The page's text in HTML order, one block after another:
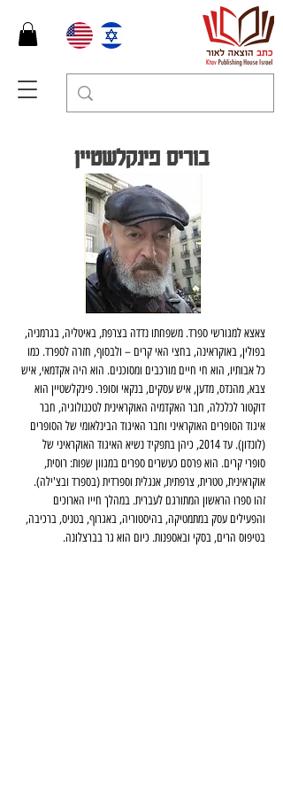
בוריס פינקלשטיין
צאצא למגורשי ספרד. משפחתו נדדה בצרפת, באיטליה, בגרמניה,
בפולין, באוקראינה, בחצי האי קרים – ולבסוף, חזרה לספרד. כמו
כל אבותיו, הוא חי חיים מורכבים ומסוכנים. הוא היה אקדמאי, איש
צבא, מהנדס, מדען, איש עסקים, בנקאי וסופר. פינקלשטיין הוא
דוקטור לכלכלה, חבר האקדמיה האוקראינית לטכנולוגיה, חבר
איגוד הסופרים האוקראיני וחבר האיגוד הבינלאומי של הסופרים
(לונדון). עד 2014, כיהן בתפקיד נשיא האיגוד האוקראיני של
סופרי קרים. הוא פרסם כעשרים ספרים במגוון שפות: רוסית,
אוקראינית, טטרית, צרפתית, אנגלית וספרדית (בספרד ובצ'ילה).
זהו ספרו הראשון המתורגם לעברית. במהלך חייו הארוכים
והפעילים עסק במתמטיקה, בהיסטוריה, באגרוף, בטניס, ברכיבה,
בטיפוס הרים, בסקי ובאספנות. כיום הוא גר בברצלונה.